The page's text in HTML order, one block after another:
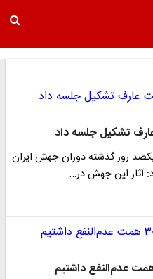
تشکیل جلسه داد
روز گذشته دوران جهش ایران
آثار این جهش در…